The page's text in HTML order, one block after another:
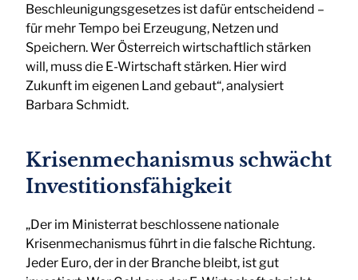
Beschleunigungsgesetzes ist dafür entscheidend –
für mehr Tempo bei Erzeugung, Netzen und
Speichern. Wer Österreich wirtschaftlich stärken
will, muss die E-Wirtschaft stärken. Hier wird
Zukunft im eigenen Land gebaut“, analysiert
Barbara Schmidt.
Krisenmechanismus schwächt
Investitionsfähigkeit
„Der im Ministerrat beschlossene nationale
Krisenmechanismus führt in die falsche Richtung.
Jeder Euro, der in der Branche bleibt, ist gut